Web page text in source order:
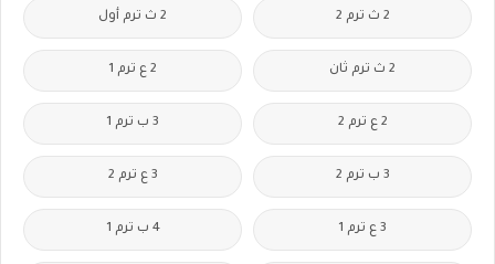
2 ث ترم 2 2 ث ترم أول
2 ث ترم ثان 2 ع ترم 1
2 ع ترم 2 3 ب ترم 1
3 ب ترم 2 3 ع ترم 2
3 ع ترم 1 4 ب ترم 1